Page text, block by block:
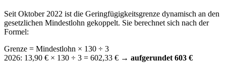
Seit Oktober 2022 ist die Geringfügigkeitsgrenze dynamisch an den
gesetzlichen Mindestlohn gekoppelt. Sie berechnet sich nach der
Formel:
Grenze = Mindestlohn × 130 ÷ 3
2026: 13,90 € × 130 ÷ 3 = 602,33 € → aufgerundet 603 €